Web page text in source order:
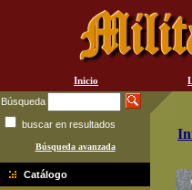
Inicio
Búsqueda
buscar en resultados
Búsqueda avanzada
Catálogo